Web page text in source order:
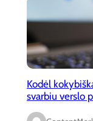
Kodėl
svarbiu verslo